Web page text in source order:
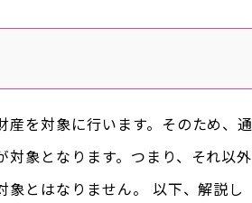
を対象に行います。そのため、通
象となります。つまり、それ以外
とはなりません。 以下、解説し